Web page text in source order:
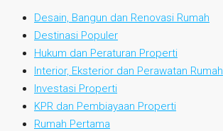
Desain, Bangun dan Renovasi Rumah
Destinasi Populer
Hukum dan Peraturan Properti
Interior, Eksterior dan Perawatan Rumah
Investasi Properti
KPR dan Pembiayaan Properti
Rumah Pertama